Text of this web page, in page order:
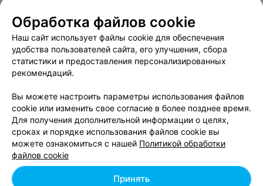
Вакансии
Публичный договор
Способы оплаты
Публичный договор по использованию сервиса
«Афиша»
Пользовательское соглашение
Связаться по вопросам сотрудничества
Написать руководителю relax.by
Персональные настройки cookie
Обработка персональных данных
Обработка файлов cookie
Наш сайт использует файлы cookie для обеспечения
удобства пользователей сайта, его улучшения, сбора
статистики и предоставления персонализированных
рекомендаций.
Вы можете настроить параметры использования файлов
cookie или изменить свое согласие в более позднее время.
Для получения дополнительной информации о целях,
сроках и порядке использования файлов cookie вы
можете ознакомиться с нашей Политикой обработки
файлов cookie
Принять